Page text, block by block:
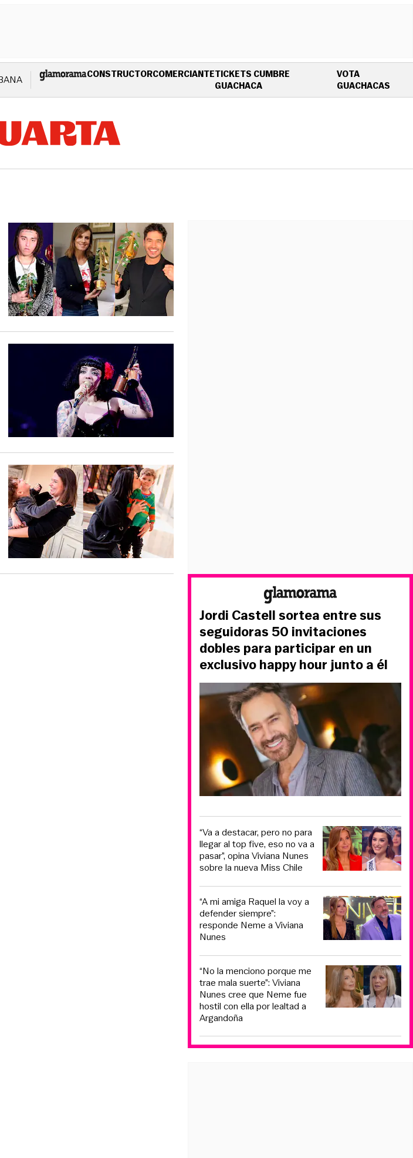
CONSTRUCTORCOMERCIANTETICKETS CUMBRE
GUACHACAOPENS IN NEW WINDOW
VOTA
GUACHACAS
Jordi Castell sortea entre sus
seguidoras 50 invitaciones
dobles para participar en un
exclusivo happy hour junto a él
“Va a destacar, pero no para
llegar al top five, eso no va a
pasar”, opina Viviana Nunes
sobre la nueva Miss Chile
“A mi amiga Raquel la voy a
defender siempre”:
responde Neme a Viviana
Nunes
“No la menciono porque me
trae mala suerte”: Viviana
Nunes cree que Neme fue
hostil con ella por lealtad a
Argandoña